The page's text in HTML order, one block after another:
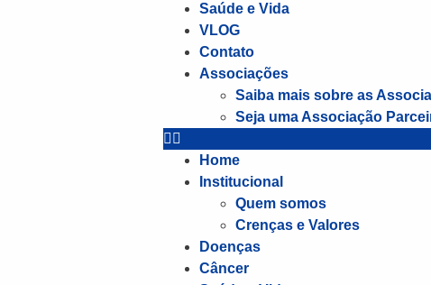
Saúde e Vida
VLOG
Contato
Associações
Saiba mais sobre as
Seja uma Associação
Home
Institucional
Quem somos
Crenças e Valores
Doenças
Câncer